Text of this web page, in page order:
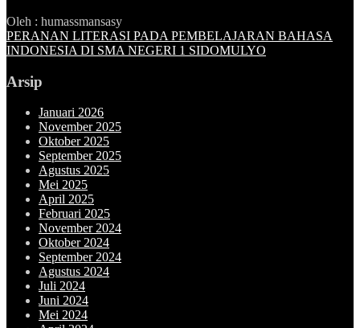
Oleh : humassmansasy
PERANAN LITERASI PADA PEMBELAJARAN BAHASA
INDONESIA DI SMA NEGERI 1 SIDOMULYO
Arsip
Januari 2026
November 2025
Oktober 2025
September 2025
Agustus 2025
Mei 2025
April 2025
Februari 2025
November 2024
Oktober 2024
September 2024
Agustus 2024
Juli 2024
Juni 2024
Mei 2024